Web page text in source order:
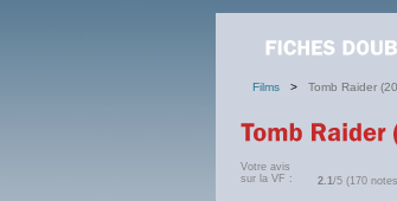
Films > Tomb Raider
Votre avis
sur la VF :
2.1/5 (170